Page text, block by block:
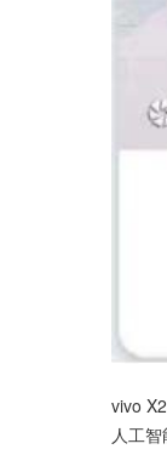
vivo
人工